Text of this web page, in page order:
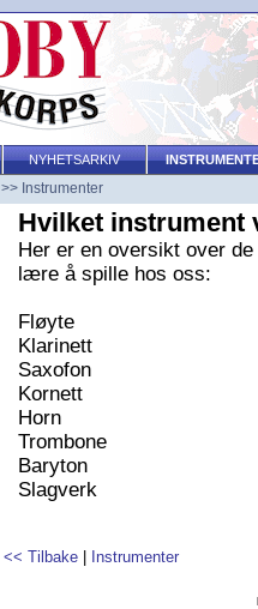
NYHETSARKIV
>> Instrumenter
Hvilket instrument
Her er en oversikt over
lære å spille hos oss:
Fløyte
Klarinett
Saxofon
Kornett
Horn
Trombone
Baryton
Slagverk
<< Tilbake Instrumenter